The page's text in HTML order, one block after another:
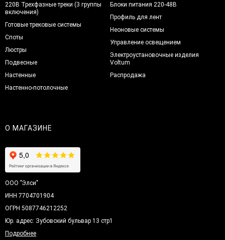
220В Трехфазные треки (3 группы
включения)
Готовые трековые системы
Споты
Люстры
Подвесные
Настенные
Настенно-потолочные
Блоки питания 220-48В
Профиль для лент
Неоновые системы
Управление освещением
Электроустановочные изделия
Voltum
Распродажа
О МАГАЗИНЕ
ООО "Элси"
ИНН 7704701904
ОГРН 5087746212252
Юр. адрес: Зубовский бульвар 13 стр1
Подробнее